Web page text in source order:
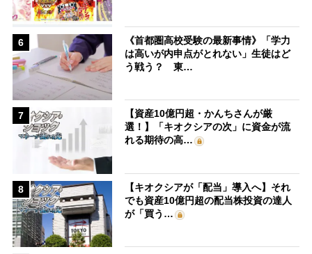
6
《首都圏高校受験の最新事情》「学力
は高いが内申点がとれない」生徒はど
う戦う？ 東…
7
【資産10億円超・かんちさんが厳
選！】「キオクシアの次」に資金が流
れる期待の高…
8
【キオクシアが「配当」導入へ】それ
でも資産10億円超の配当株投資の達人
が「買う…